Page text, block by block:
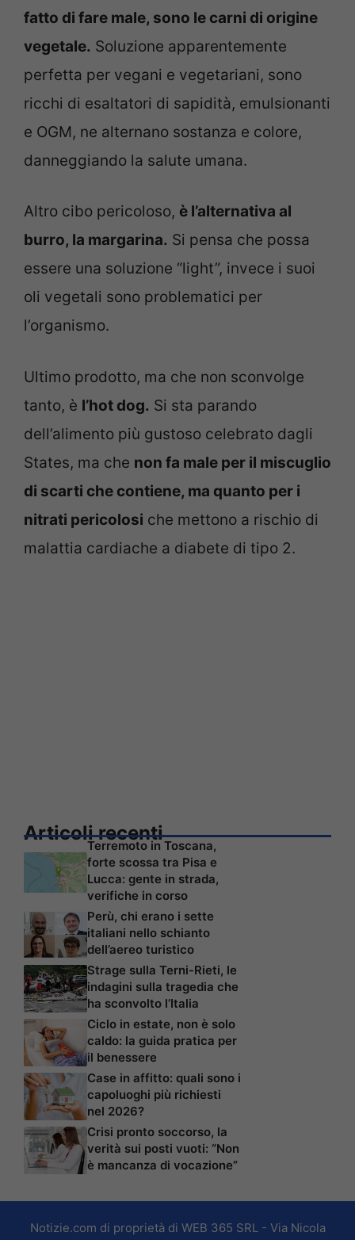
fatto di fare male, sono le carni di origine
vegetale. Soluzione apparentemente
perfetta per vegani e vegetariani, sono
ricchi di esaltatori di sapidità, emulsionanti
e OGM, ne alternano sostanza e colore,
danneggiando la salute umana.
Altro cibo pericoloso, è l’alternativa al
burro, la margarina. Si pensa che possa
essere una soluzione “light”, invece i suoi
oli vegetali sono problematici per
l’organismo.
Ultimo prodotto, ma che non sconvolge
tanto, è l’hot dog. Si sta parando
dell’alimento più gustoso celebrato dagli
States, ma che non fa male per il miscuglio
di scarti che contiene, ma quanto per i
nitrati pericolosi che mettono a rischio di
malattia cardiache a diabete di tipo 2.
Articoli recenti
Terremoto in Toscana,
forte scossa tra Pisa e
Lucca: gente in strada,
verifiche in corso
Perù, chi erano i sette
italiani nello schianto
dell’aereo turistico
Strage sulla Terni-Rieti, le
indagini sulla tragedia che
ha sconvolto l’Italia
Ciclo in estate, non è solo
caldo: la guida pratica per
il benessere
Case in affitto: quali sono i
capoluoghi più richiesti
nel 2026?
Crisi pronto soccorso, la
verità sui posti vuoti: “Non
è mancanza di vocazione”
Notizie.com di proprietà di WEB 365 SRL - Via Nicola